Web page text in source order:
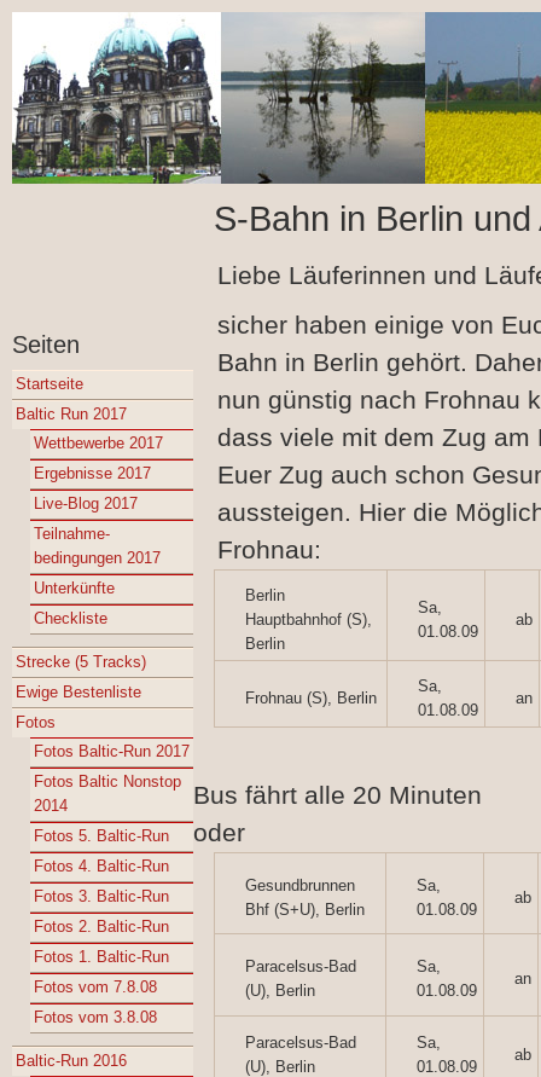
Seiten
Startseite
Baltic Run 2017
Wettbewerbe 2017
Ergebnisse 2017
Live-Blog 2017
Teilnahme-
bedingungen 2017
Unterkünfte
Checkliste
Strecke (5 Tracks)
Ewige Bestenliste
Fotos
Fotos Baltic-Run 2017
Fotos Baltic Nonstop
2014
Fotos 5. Baltic-Run
Fotos 4. Baltic-Run
Fotos 3. Baltic-Run
Fotos 2. Baltic-Run
Fotos 1. Baltic-Run
Fotos vom 7.8.08
Fotos vom 3.8.08
Baltic-Run 2016
S-Bahn in Berlin und
Liebe Läuferinnen und
sicher haben einige von
Bahn in Berlin gehört.
nun günstig nach Frohnau
dass viele mit dem Zug
Euer Zug auch schon
aussteigen. Hier die
Frohnau:
Berlin
Hauptbahnhof (S),
Berlin
Sa,
01.08.09
ab
Frohnau (S), Berlin
Sa,
01.08.09
an
Bus fährt alle 20 Minuten
oder
Gesundbrunnen
Bhf (S+U), Berlin
Sa,
01.08.09
ab
Paracelsus-Bad
(U), Berlin
Sa,
01.08.09
an
Paracelsus-Bad
(U), Berlin
Sa,
01.08.09
ab